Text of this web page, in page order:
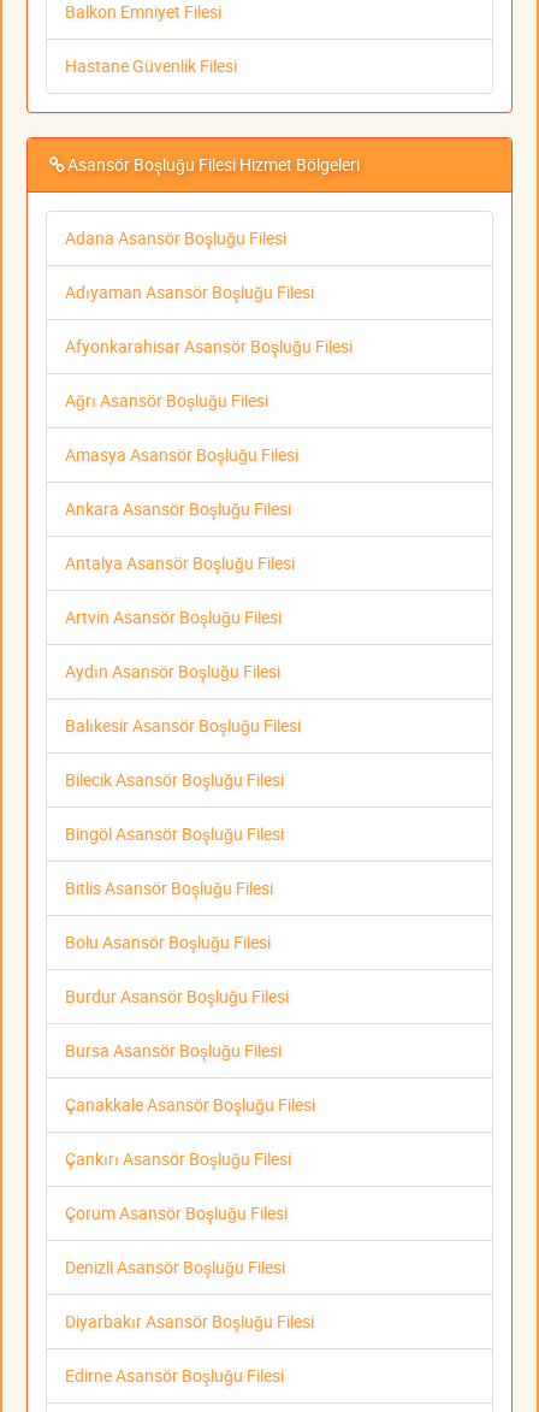
Balkon Emniyet Filesi
Hastane Güvenlik Filesi
Asansör Boşluğu Filesi Hizmet Bölgeleri
Adana Asansör Boşluğu Filesi
Adıyaman Asansör Boşluğu Filesi
Afyonkarahisar Asansör Boşluğu Filesi
Ağrı Asansör Boşluğu Filesi
Amasya Asansör Boşluğu Filesi
Ankara Asansör Boşluğu Filesi
Antalya Asansör Boşluğu Filesi
Artvin Asansör Boşluğu Filesi
Aydın Asansör Boşluğu Filesi
Balıkesir Asansör Boşluğu Filesi
Bilecik Asansör Boşluğu Filesi
Bingöl Asansör Boşluğu Filesi
Bitlis Asansör Boşluğu Filesi
Bolu Asansör Boşluğu Filesi
Burdur Asansör Boşluğu Filesi
Bursa Asansör Boşluğu Filesi
Çanakkale Asansör Boşluğu Filesi
Çankırı Asansör Boşluğu Filesi
Çorum Asansör Boşluğu Filesi
Denizli Asansör Boşluğu Filesi
Diyarbakır Asansör Boşluğu Filesi
Edirne Asansör Boşluğu Filesi